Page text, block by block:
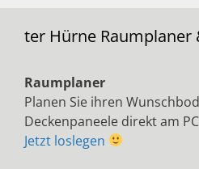
ter Hürne Raumplaner
Raumplaner
Planen Sie ihren
Deckenpaneele direkt am PC
Jetzt loslegen